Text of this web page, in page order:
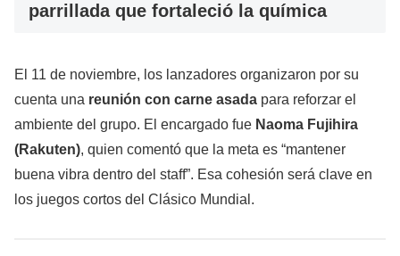
parrillada que fortaleció la química
El 11 de noviembre, los lanzadores organizaron por su
cuenta una reunión con carne asada para reforzar el
ambiente del grupo. El encargado fue Naoma Fujihira
(Rakuten), quien comentó que la meta es “mantener
buena vibra dentro del staff”. Esa cohesión será clave en
los juegos cortos del Clásico Mundial.